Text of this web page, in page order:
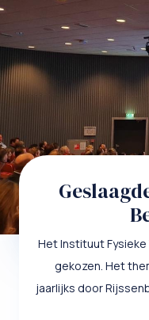
Het Instituut
gekozen. Het
jaarlijks door